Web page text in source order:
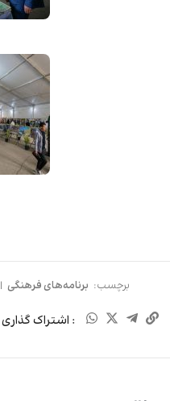
برچسب: برنامه‌های فرهنگی |
: اشتراک گذاری